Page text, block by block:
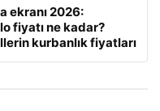
ekranı 2026:
fiyatı ne kadar?
kurbanlık fiyatları